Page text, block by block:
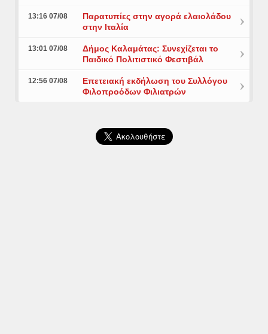
13:16 07/08
Παρατυπίες στην αγορά ελαιολάδου
στην Ιταλία
13:01 07/08
Δήμος Καλαμάτας: Συνεχίζεται το
Παιδικό Πολιτιστικό Φεστιβάλ
12:56 07/08
Επετειακή εκδήλωση του Συλλόγου
Φιλοπροόδων Φιλιατρών